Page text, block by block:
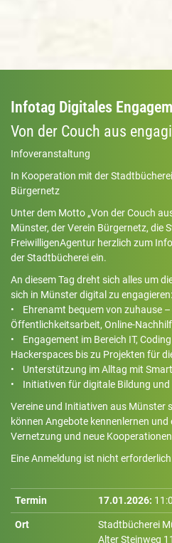
Infotag Digitales
Von der Couch aus
Infoveranstaltung
In Kooperation mit der
Bürgernetz
Unter dem Motto „Von der Couch
Münster, der Verein Bürgernetz, die
FreiwilligenAgentur herzlich zum
der Stadtbücherei ein.
An diesem Tag dreht sich alles um
sich in Münster digital zu engagieren:
• Ehrenamt bequem von zuhause –
Öffentlichkeitsarbeit, Online-
• Engagement im Bereich IT,
Hackerspaces bis zu Projekten für
• Unterstützung im Alltag mit
• Initiativen für digitale Bildung und
Vereine und Initiativen aus Münster
können Angebote kennenlernen
Vernetzung und neue
Eine Anmeldung ist nicht
Termin 17.01.2026:
Ort
Stadtbücherei
Alter Steinweg